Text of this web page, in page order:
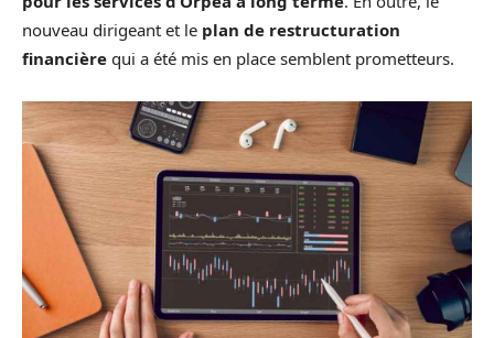
nouveau dirigeant et le plan de restructuration
financière qui a été mis en place semblent prometteurs.